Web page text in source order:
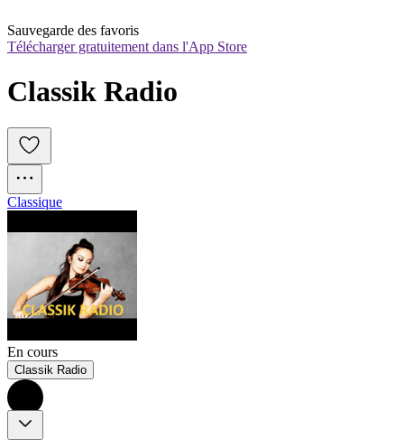
Sauvegarde des favoris
Télécharger gratuitement dans l'App Store
Classik Radio
Classique
En cours
Classik Radio